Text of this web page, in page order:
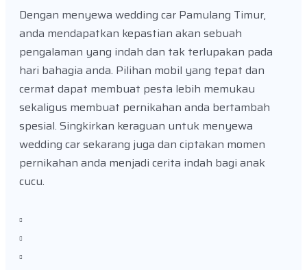
Dengan menyewa wedding car Pamulang Timur,
anda mendapatkan kepastian akan sebuah
pengalaman yang indah dan tak terlupakan pada
hari bahagia anda. Pilihan mobil yang tepat dan
cermat dapat membuat pesta lebih memukau
sekaligus membuat pernikahan anda bertambah
spesial. Singkirkan keraguan untuk menyewa
wedding car sekarang juga dan ciptakan momen
pernikahan anda menjadi cerita indah bagi anak
cucu.